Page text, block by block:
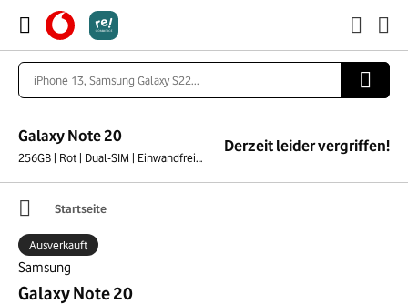
Galaxy Note 20
256GB | Rot | Dual-SIM | Einwandfreier Zustand
Derzeit leider vergriffen!
Startseite
Samsung
Galaxy Note 20
Ausverkauft